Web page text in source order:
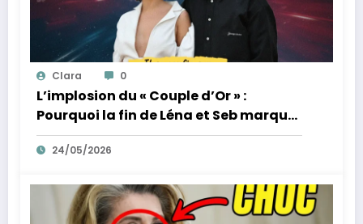
Clara 0
L’implosion du « Couple d’Or » :
Pourquoi la fin de Léna et Seb marque
la fin de l’innocence sur YouTube
24/05/2026